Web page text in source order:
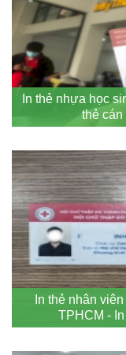
In thẻ nhựa học
thẻ cán
In thẻ nhân
TPHCM -